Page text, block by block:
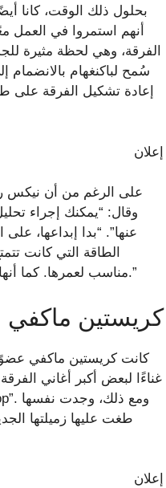
بحلول ذلك الوقت، كانا
الفرقة، وهي لحظة مثيرة
سُمح لباكنغهام بالانضمام
إعادة تشكيل الفرقة على
إعلان
على الرغم من أن نيكس
وقال: “يمكنك إجراء
عنها”. “بدا إبداعها،
الطاقة التي كانت
مناسب لعمرها. كما أنها وحيدة، ولديها الأشخاص الذين يعملون لديها، وأنا متأكد من أن لديها أصدقاء، لكنك تعلم.”
كريستين ماكفي
كانت كريستين ماكفي
طغت عليها زميلتها
إعلان